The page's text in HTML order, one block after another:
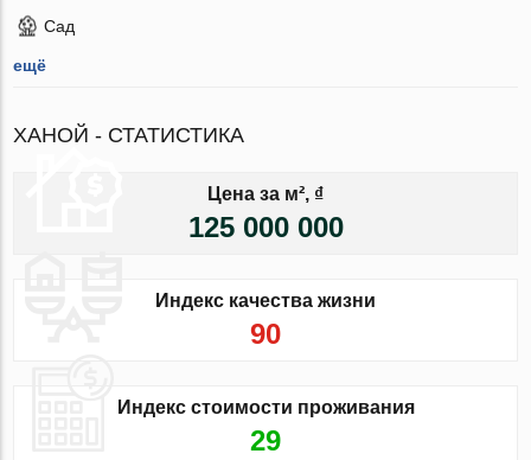
Сад
ещё
ХАНОЙ - СТАТИСТИКА
Цена за м², ₫
125 000 000
Индекс качества жизни
90
Индекс стоимости проживания
29